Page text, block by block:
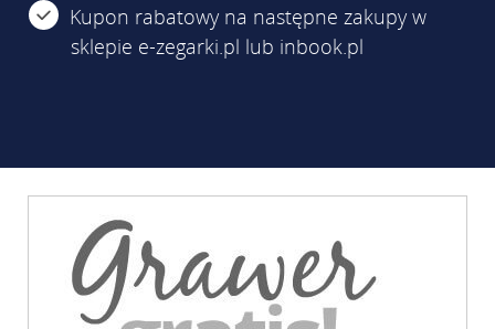
Kupon rabatowy na następne zakupy w
sklepie e-zegarki.pl lub inbook.pl